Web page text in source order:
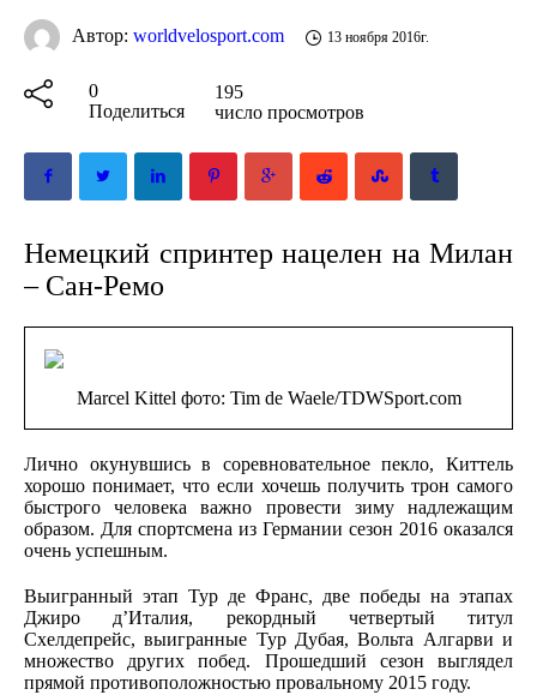
Автор: worldvelosport.com 13 ноября 2016г.
0
Поделиться
195
число просмотров
Немецкий спринтер нацелен на Милан
– Сан-Ремо
Marcel Kittel фото: Tim de Waele/TDWSport.com
Лично окунувшись в соревновательное пекло, Киттель
хорошо понимает, что если хочешь получить трон самого
быстрого человека важно провести зиму надлежащим
образом. Для спортсмена из Германии сезон 2016 оказался
очень успешным.
Выигранный этап Тур де Франс, две победы на этапах
Джиро д’Италия, рекордный четвертый титул
Схелдепрейс, выигранные Тур Дубая, Вольта Алгарви и
множество других побед. Прошедший сезон выглядел
прямой противоположностью провальному 2015 году.